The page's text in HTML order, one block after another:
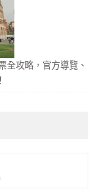
全攻略，官方導覽、